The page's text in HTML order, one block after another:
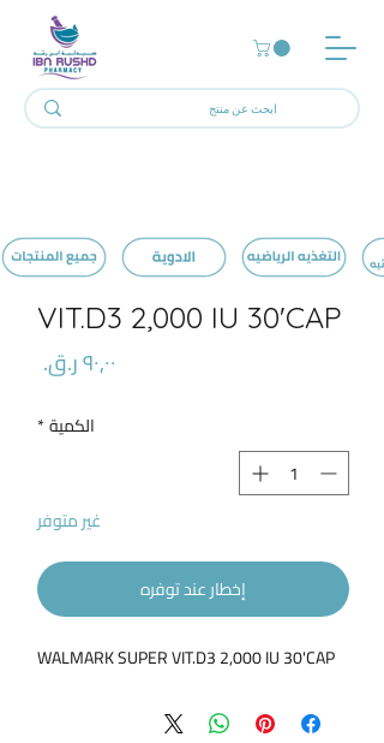
WALMARK SUPER
VIT.D3 2,000 IU 30'CAP
الكمية*
غير متوفر
إخطار عند توفره
WALMARK SUPER VIT.D3 2,000 IU 30'CAP